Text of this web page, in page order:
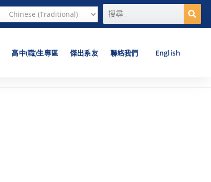
高中(職)生專區 傑出系友 聯絡我們 English